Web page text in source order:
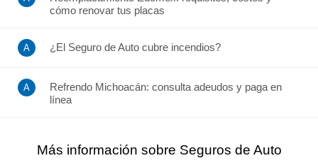
cómo renovar tus placas
¿El Seguro de Auto cubre incendios?
Refrendo Michoacán: consulta adeudos y paga en
línea
Más información sobre Seguros de Auto